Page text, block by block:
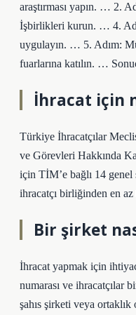
araştırması yapın. … 2.
İşbirlikleri kurun. … 4.
uygulayın. … 5. Adım:
fuarlarına katılın. …
İhracat için
Türkiye İhracatçılar
ve Görevleri Hakkında
için TİM’e bağlı 14
ihracatçı birliğinden en
Bir şirket
İhracat yapmak için
numarası ve ihracatçılar
şahıs şirketi veya